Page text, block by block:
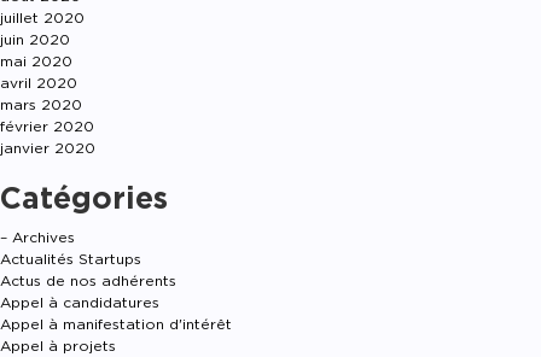
juillet 2020
juin 2020
mai 2020
avril 2020
mars 2020
février 2020
janvier 2020
Catégories
– Archives
Actualités Startups
Actus de nos adhérents
Appel à candidatures
Appel à manifestation d'intérêt
Appel à projets